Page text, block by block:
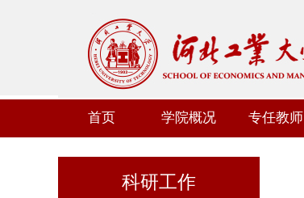
首页 学院概况 专任教师
科研工作